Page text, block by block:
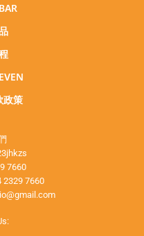
政策
7660
2329 7660